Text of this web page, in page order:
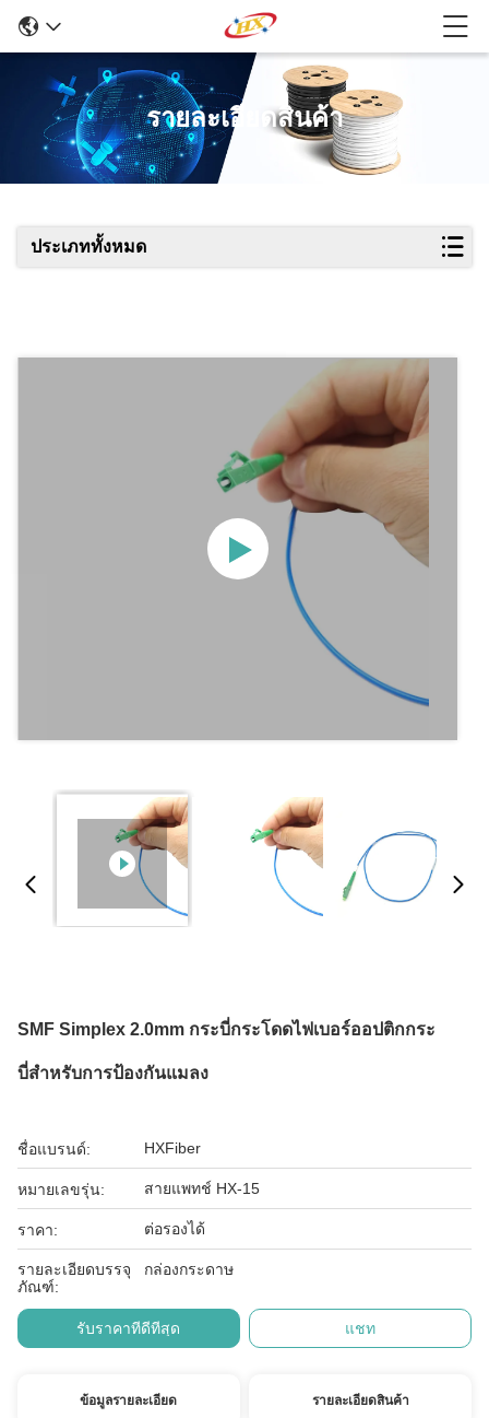
รายละเอียดสินค้า
ประเภททั้งหมด
SMF Simplex 2.0mm กระบี่กระโดดไฟเบอร์ออปติกกระ
บี่สําหรับการป้องกันแมลง
ชื่อแบรนด์: HXFiber
หมายเลขรุ่น: สายแพทช์ HX-15
ราคา: ต่อรองได้
รายละเอียดบรรจุ
ภัณฑ์:
กล่องกระดาษ
รับราคาที่ดีที่สุด แชท
ข้อมูลรายละเอียด รายละเอียดสินค้า